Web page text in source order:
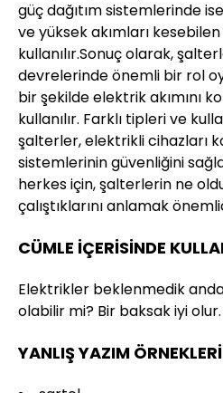
güç dağıtım sistemlerinde
ve yüksek akımları
kullanılır.Sonuç olarak,
devrelerinde önemli bir rol
bir şekilde elektrik akımını
kullanılır. Farklı tipleri ve
şalterler, elektrikli cihazları
sistemlerinin güvenliğini
herkes için, şalterlerin ne
çalıştıklarını anlamak
CÜMLE İÇERİSİNDE
Elektrikler beklenmedik
olabilir mi? Bir baksak iyi olur.
YANLIŞ YAZIM ÖRNEKLERİ